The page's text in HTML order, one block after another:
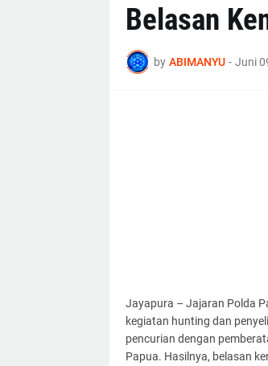
Belasan
by ABIMANYU - Juni
Jayapura – Jajaran Polda
kegiatan hunting dan
pencurian dengan
Papua. Hasilnya, belasan